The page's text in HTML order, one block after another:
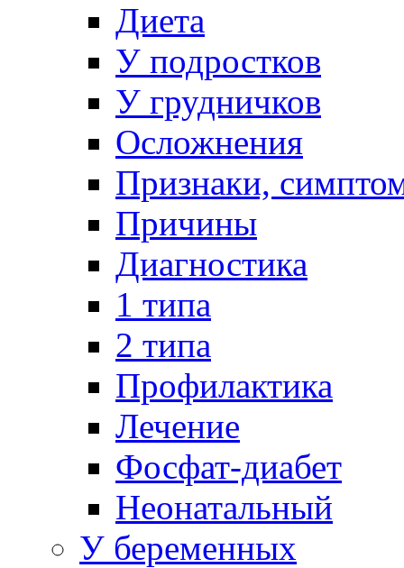
Диета
У подростков
У грудничков
Осложнения
Признаки,
Причины
Диагностика
1 типа
2 типа
Профилактика
Лечение
Фосфат-диабет
Неонатальный
У беременных